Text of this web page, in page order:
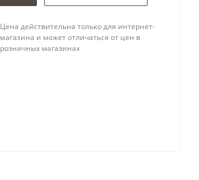
Цена действительна только для интернет-
магазина и может отличаться от цен в
розничных магазинах